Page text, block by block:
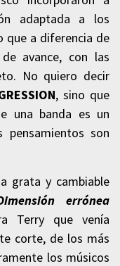
adaptada a los
que a diferencia de
avance, con las
No quiero decir
, sino que
una banda es un
son
grata y cambiable
errónea
Terry que venía
corte, de los más
los músicos